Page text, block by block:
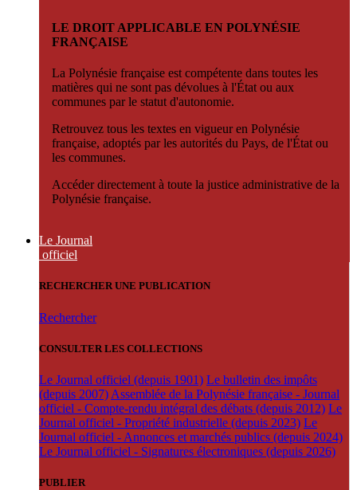
LE DROIT APPLICABLE EN POLYNÉSIE
FRANÇAISE
La Polynésie française est compétente dans toutes les
matières qui ne sont pas dévolues à l'État ou aux
communes par le statut d'autonomie.
Retrouvez tous les textes en vigueur en Polynésie
française, adoptés par les autorités du Pays, de l'État ou
les communes.
Accéder directement à toute la justice administrative de la
Polynésie française.
Le Journal
officiel
RECHERCHER UNE PUBLICATION
Rechercher
CONSULTER LES COLLECTIONS
Le Journal officiel (depuis 1901) Le bulletin des impôts
(depuis 2007) Assemblée de la Polynésie française - Journal
officiel - Compte-rendu intégral des débats (depuis 2012) Le
Journal officiel - Propriété industrielle (depuis 2023) Le
Journal officiel - Annonces et marchés publics (depuis 2024)
Le Journal officiel - Signatures électroniques (depuis 2026)
PUBLIER